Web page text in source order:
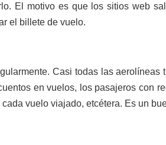
El motivo es que los sitios web
el billete de vuelo.
Casi todas las
en vuelos, los pasajeros con
vuelo viajado, etcétera. Es un